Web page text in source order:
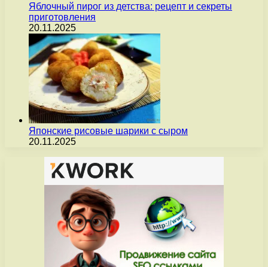
Яблочный пирог из детства: рецепт и секреты
приготовления
20.11.2025
Японские рисовые шарики с сыром
20.11.2025